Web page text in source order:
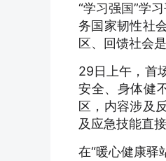
“学习强国”学
务国家韧性社
区、回馈社会
29日上午，首
安全、身体健
区，内容涉及
及应急技能直
在“暖心健康驿